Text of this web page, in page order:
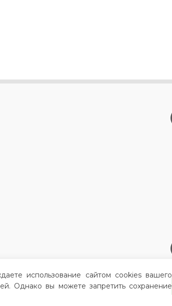
использование сайтом cookies вашего
Однако вы можете запретить сохранение